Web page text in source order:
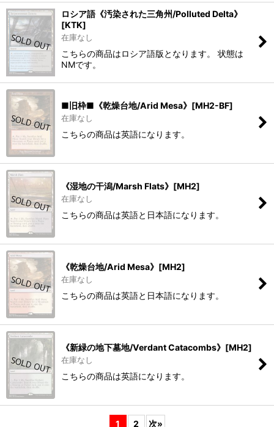
ロシア語《汚染された三角州/Polluted Delta》
[KTK]
在庫なし
こちらの商品はロシア語版となります。 状態は
NMです。
■旧枠■《乾燥台地/Arid Mesa》[MH2-BF]
在庫なし
こちらの商品は英語になります。
《湿地の干潟/Marsh Flats》[MH2]
在庫なし
こちらの商品は英語と日本語になります。
《乾燥台地/Arid Mesa》[MH2]
在庫なし
こちらの商品は英語と日本語になります。
《新緑の地下墓地/Verdant Catacombs》[MH2]
在庫なし
こちらの商品は英語になります。
1 2 次»